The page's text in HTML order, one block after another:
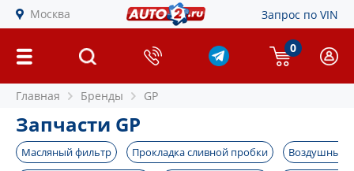
Москва Запрос по VIN
0
Главная Бренды GP
Запчасти GP
Масляный фильтр Прокладка сливной пробки
Воздушный